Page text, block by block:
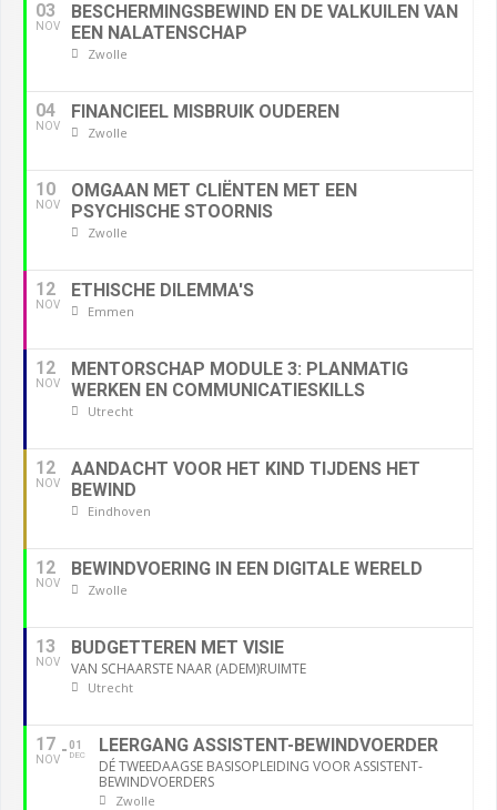
03
NOV
BESCHERMINGSBEWIND EN DE VALKUILEN VAN
EEN NALATENSCHAP
Zwolle
04
NOV
FINANCIEEL MISBRUIK OUDEREN
Zwolle
10
NOV
OMGAAN MET CLIËNTEN MET EEN
PSYCHISCHE STOORNIS
Zwolle
12
NOV
ETHISCHE DILEMMA'S
Emmen
12
NOV
MENTORSCHAP MODULE 3: PLANMATIG
WERKEN EN COMMUNICATIESKILLS
Utrecht
12
NOV
AANDACHT VOOR HET KIND TIJDENS HET
BEWIND
Eindhoven
12
NOV
BEWINDVOERING IN EEN DIGITALE WERELD
Zwolle
13
NOV
BUDGETTEREN MET VISIE
VAN SCHAARSTE NAAR (ADEM)RUIMTE
Utrecht
17
NOV
01
DEC LEERGANG ASSISTENT-BEWINDVOERDER
DÉ TWEEDAAGSE BASISOPLEIDING VOOR ASSISTENT-
BEWINDVOERDERS
Zwolle